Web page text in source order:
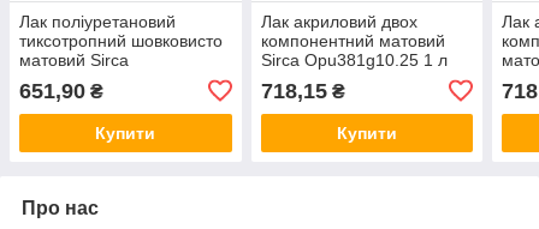
Лак поліуретановий
тиксотропний шовковисто
матовий Sirca
651,90 ₴
Купити
Лак акриловий двох
компонентний матовий
Sirca Opu381g10.25 1 л
718,15₴
Купити
Лак
Про нас